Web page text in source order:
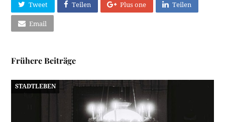
Tweet Teilen Plus one Teilen
Email
Frühere Beiträge
STADTLEBEN